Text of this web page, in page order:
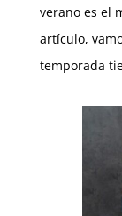
verano es el
artículo,
temporada